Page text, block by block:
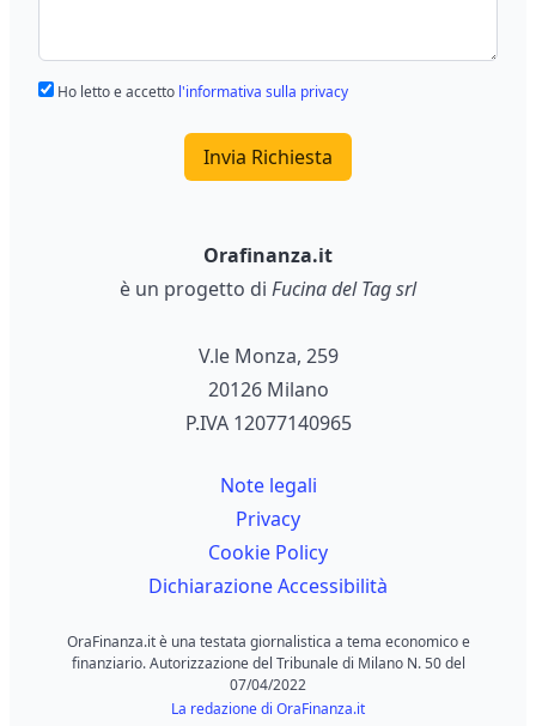
Ho letto e accetto l'informativa sulla privacy
Invia Richiesta
Orafinanza.it
è un progetto di Fucina del Tag srl
V.le Monza, 259
20126 Milano
P.IVA 12077140965
Note legali
Privacy
Cookie Policy
Dichiarazione Accessibilità
OraFinanza.it è una testata giornalistica a tema economico e
finanziario. Autorizzazione del Tribunale di Milano N. 50 del
07/04/2022
La redazione di OraFinanza.it